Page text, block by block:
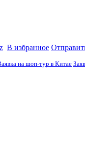
В избранное
на шоп-тур в Китае